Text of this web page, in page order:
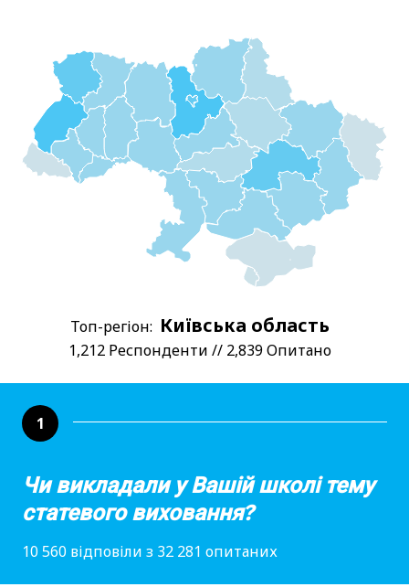
Топ-регіон: Київська область
1,212 Респонденти // 2,839 Опитано
1
Чи викладали у Вашій школі тему
статевого виховання?
10 560 відповіли з 32 281 опитаних